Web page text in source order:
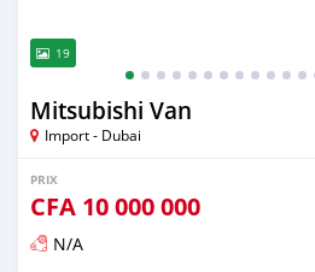
19
Mitsubishi Van
Import - Dubai
PRIX
CFA 10 000 000
N/A